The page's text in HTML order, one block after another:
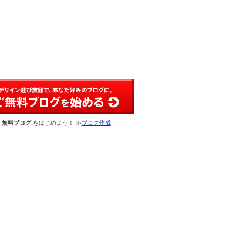
無料ブログをはじめよう！ ≫ブログ作成